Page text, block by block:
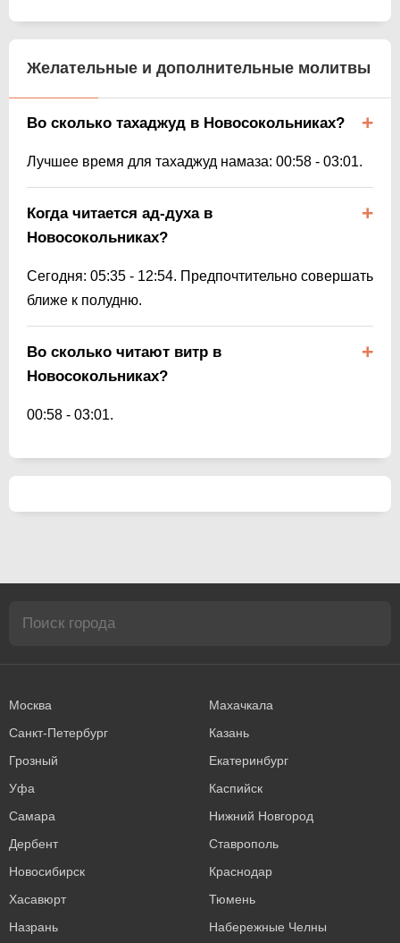
Желательные и дополнительные молитвы
Во сколько тахаджуд в Новосокольниках?
Лучшее время для тахаджуд намаза: 00:58 - 03:01.
Когда читается ад-духа в
Новосокольниках?
Сегодня: 05:35 - 12:54. Предпочтительно совершать
ближе к полудню.
Во сколько читают витр в
Новосокольниках?
00:58 - 03:01.
Москва
Махачкала
Санкт-Петербург
Казань
Грозный
Екатеринбург
Уфа
Каспийск
Самара
Нижний Новгород
Дербент
Ставрополь
Новосибирск
Краснодар
Хасавюрт
Тюмень
Назрань
Набережные Челны